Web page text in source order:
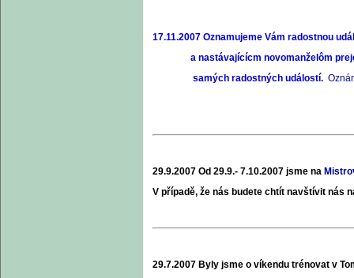
17.11.2007 Oznamujeme Vám radostnou
a nastávajícícm novomanželôm
samých radostných událostí.
29.9.2007 Od 29.9.- 7.10.2007 jsme na
V případě, že nás budete chtít navštívit nás
29.7.2007 Byly jsme o víkendu trénovat v